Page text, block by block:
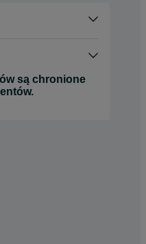
są chronione